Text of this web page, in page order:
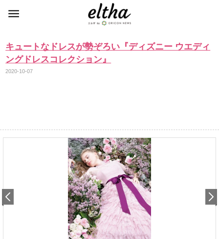
キュートなドレスが勢ぞろい『ディズニー ウエディ
ングドレスコレクション』
2020-10-07